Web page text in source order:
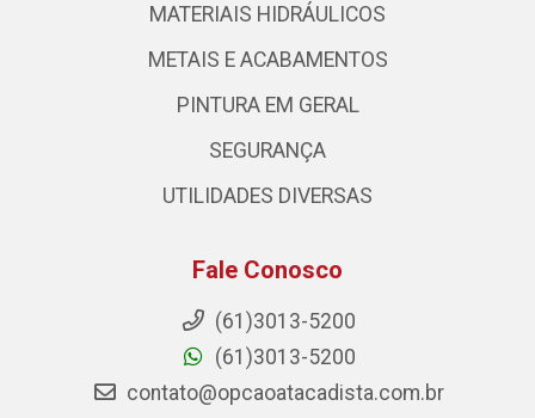
MATERIAIS HIDRÁULICOS
METAIS E ACABAMENTOS
PINTURA EM GERAL
SEGURANÇA
UTILIDADES DIVERSAS
Fale Conosco
(61)3013-5200
(61)3013-5200
contato@opcaoatacadista.com.br